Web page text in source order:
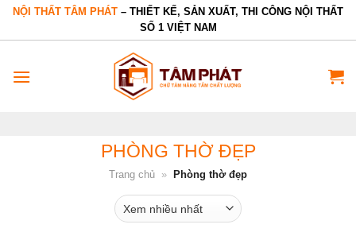
Bỏ
dung
NỘI THẤT TÂM PHÁT – THIẾT KẾ, SẢN XUẤT, THI CÔNG NỘI THẤT
SỐ 1 VIỆT NAM
PHÒNG THỜ ĐẸP
Trang chủ » Phòng thờ đẹp